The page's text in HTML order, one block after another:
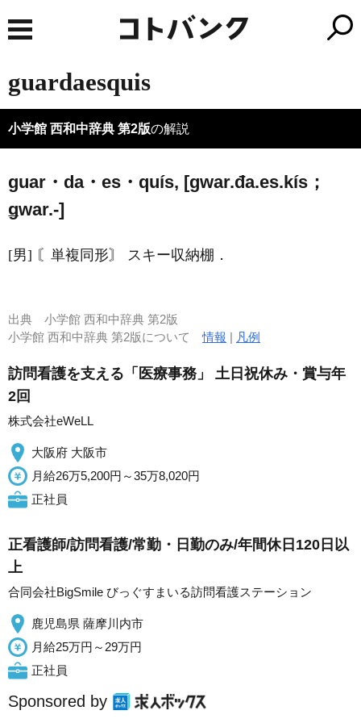
guardaesquis
小学館 西和中辞典 第2版の解説
guar・da・es・quís, [ɡwar.đa.es.kís；
ǥwar.-]
[男] 〘単複同形〙 スキー収納棚．
出典 小学館 西和中辞典 第2版
小学館 西和中辞典 第2版について情報 | 凡例
訪問看護を支える「医療事務」 土日祝休み・賞与年
2回
株式会社eWeLL
大阪府 大阪市
月給26万5,200円～35万8,020円
正社員
正看護師/訪問看護/常勤・日勤のみ/年間休日120日以
上
合同会社BigSmile びっぐすまいる訪問看護ステーション
鹿児島県 薩摩川内市
月給25万円～29万円
正社員
Sponsored by